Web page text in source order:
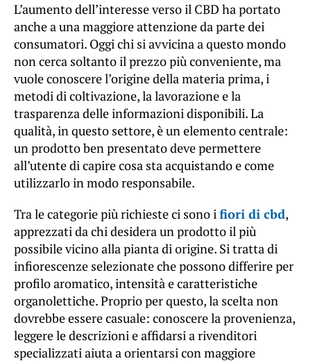
L’aumento dell’interesse verso il CBD ha portato
anche a una maggiore attenzione da parte dei
consumatori. Oggi chi si avvicina a questo mondo
non cerca soltanto il prezzo più conveniente, ma
vuole conoscere l’origine della materia prima, i
metodi di coltivazione, la lavorazione e la
trasparenza delle informazioni disponibili. La
qualità, in questo settore, è un elemento centrale:
un prodotto ben presentato deve permettere
all’utente di capire cosa sta acquistando e come
utilizzarlo in modo responsabile.
Tra le categorie più richieste ci sono ifiori di cbd,
apprezzati da chi desidera un prodotto il più
possibile vicino alla pianta di origine. Si tratta di
infiorescenze selezionate che possono differire per
profilo aromatico, intensità e caratteristiche
organolettiche. Proprio per questo, la scelta non
dovrebbe essere casuale: conoscere la provenienza,
leggere le descrizioni e affidarsi a rivenditori
specializzati aiuta a orientarsi con maggiore